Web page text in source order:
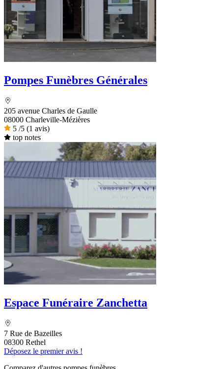
Pompes Funèbres Générales
205 avenue Charles de Gaulle
08000 Charleville-Mézières
5 /5 (1 avis)
top notes
Espace Funéraire Zanchetta
7 Rue de Bazeilles
08300 Rethel
Déposez le premier avis !